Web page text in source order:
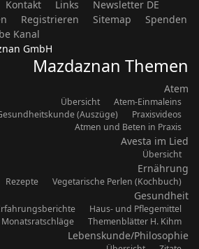
Kontakt Links
Newsletter DE
Registrieren Sitemap
Spenden
Kanal
GmbH
Mazdaznan Themen
Atem
Übersicht
Atem-Einmaleins
(Auszüge)
Praxisvideos
Atmen und Beten in Praxis
Avesta im Lied
Übersicht
Ernährung
Rezepte Vegetarische Perlen (Kochbuch)
Gesundheit
Haus- und Pflegemittel
Monatsratschläge
Themenblätter H. Kihm
Lebenskunde/Philosophie